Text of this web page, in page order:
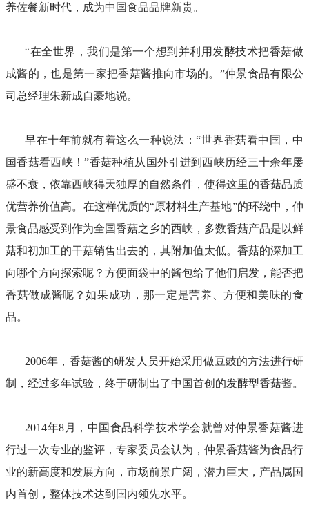
养佐餐新时代，成为中国食品品牌新贵。
“在全世界，我们是第一个想到并利用发酵技术把香菇做
成酱的，也是第一家把香菇酱推向市场的。”仲景食品有限公
司总经理朱新成自豪地说。
早在十年前就有着这么一种说法：“世界香菇看中国，中
国香菇看西峡！”香菇种植从国外引进到西峡历经三十余年屡
盛不衰，依靠西峡得天独厚的自然条件，使得这里的香菇品质
优营养价值高。在这样优质的“原材料生产基地”的环绕中，仲
景食品感受到作为全国香菇之乡的西峡，多数香菇产品是以鲜
菇和初加工的干菇销售出去的，其附加值太低。香菇的深加工
向哪个方向探索呢？方便面袋中的酱包给了他们启发，能否把
香菇做成酱呢？如果成功，那一定是营养、方便和美味的食
品。
2006年，香菇酱的研发人员开始采用做豆豉的方法进行研
制，经过多年试验，终于研制出了中国首创的发酵型香菇酱。
2014年8月，中国食品科学技术学会就曾对仲景香菇酱进
行过一次专业的鉴评，专家委员会认为，仲景香菇酱为食品行
业的新高度和发展方向，市场前景广阔，潜力巨大，产品属国
内首创，整体技术达到国内领先水平。